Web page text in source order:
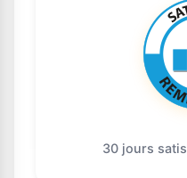
30 jours